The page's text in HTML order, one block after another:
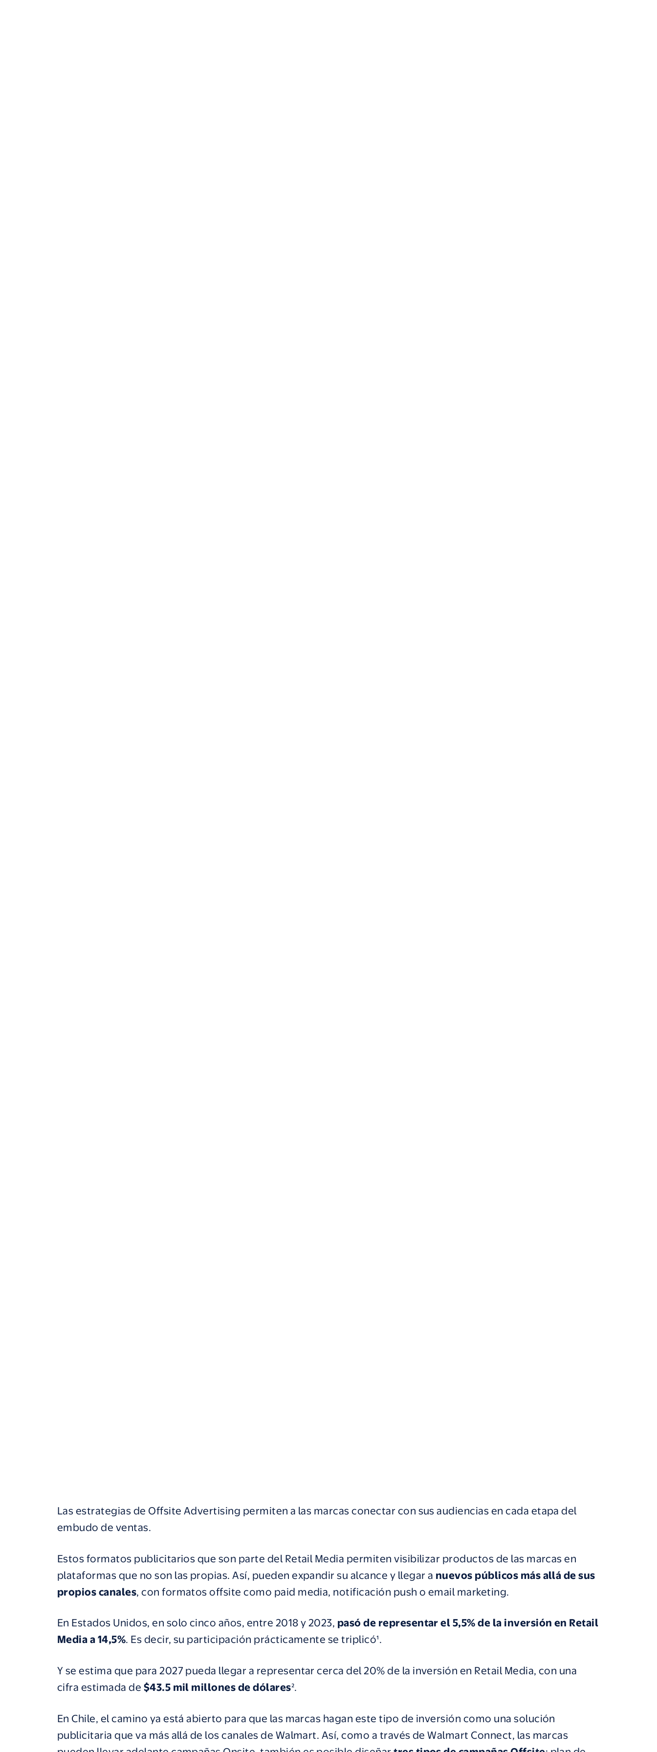
Las estrategias de Offsite Advertising permiten a las marcas conectar con sus audiencias en cada etapa del
embudo de ventas.
Estos formatos publicitarios que son parte del Retail Media permiten visibilizar productos de las marcas en
plataformas que no son las propias. Así, pueden expandir su alcance y llegar a nuevos públicos más allá de sus
propios canales, con formatos offsite como paid media, notificación push o email marketing.
En Estados Unidos, en solo cinco años, entre 2018 y 2023, pasó de representar el 5,5% de la inversión en Retail
Media a 14,5%. Es decir, su participación prácticamente se triplicó¹.
Y se estima que para 2027 pueda llegar a representar cerca del 20% de la inversión en Retail Media, con una
cifra estimada de $43.5 mil millones de dólares².
En Chile, el camino ya está abierto para que las marcas hagan este tipo de inversión como una solución
publicitaria que va más allá de los canales de Walmart. Así, como a través de Walmart Connect, las marcas